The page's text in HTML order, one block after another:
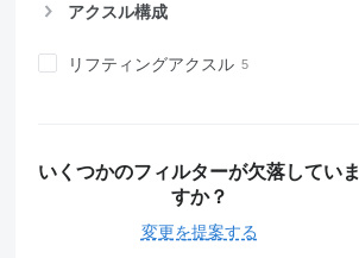
アクスル構成
リフティングアクスル
いくつかのフィルターが欠落していま
すか？
変更を提案する